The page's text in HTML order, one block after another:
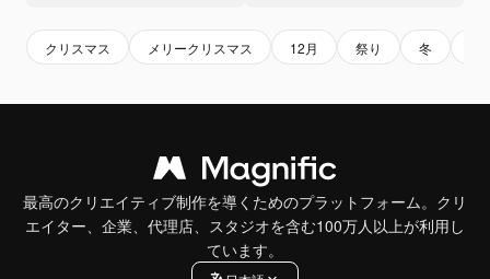
クリスマス メリークリスマス 12月 祭り 冬
最高のクリエイティブ制作を導くためのプラットフォーム。クリ
エイター、企業、代理店、スタジオを含む100万人以上が利用し
ています。